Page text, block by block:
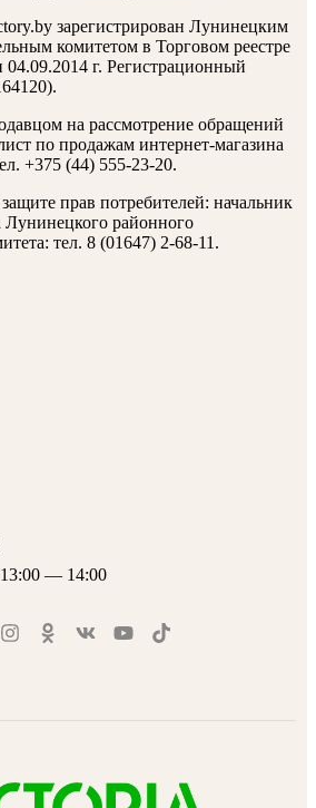
зарегистрирован Лунинецким
комитетом в Торговом реестре
04.09.2014 г. Регистрационный
на рассмотрение обращений
по продажам интернет-магазина
+375 (44) 555-23-20.
прав потребителей: начальник
Лунинецкого районного
тел. 8 (01647) 2-68-11.
— 14:00